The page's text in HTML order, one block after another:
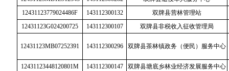
12431123779024486F
143112300132
双牌县营林管理站
12431123G024200725
143112300107 双牌县非税收入征收管理局
12431123MB07252391 143112300296 双牌县茶林镇政务（便民）服务中心
12431123448120801M 143112300147
双牌县塘底乡林业经济发展服务中心